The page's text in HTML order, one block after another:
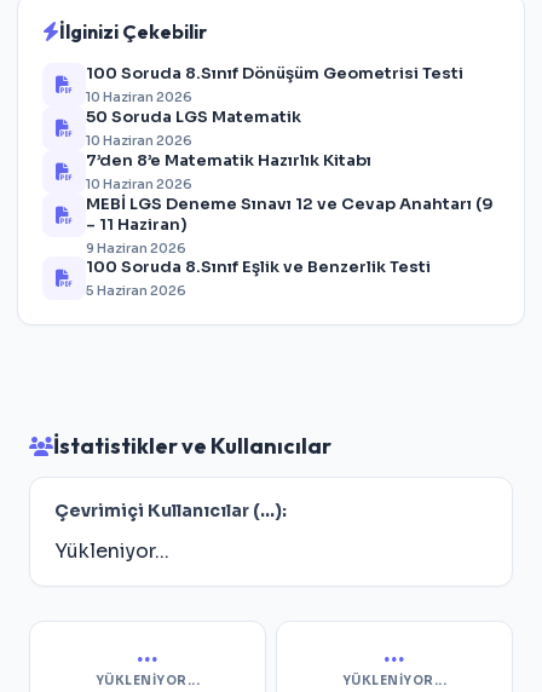
İlginizi Çekebilir
100 Soruda 8.Sınıf Dönüşüm Geometrisi Testi
10 Haziran 2026
50 Soruda LGS Matematik
10 Haziran 2026
7’den 8’e Matematik Hazırlık Kitabı
10 Haziran 2026
MEBİ LGS Deneme Sınavı 12 ve Cevap Anahtarı (9
– 11 Haziran)
9 Haziran 2026
100 Soruda 8.Sınıf Eşlik ve Benzerlik Testi
5 Haziran 2026
İstatistikler ve Kullanıcılar
Çevrimiçi Kullanıcılar (...):
Yükleniyor...
...
YÜKLENIYOR...
...
YÜKLENIYOR...